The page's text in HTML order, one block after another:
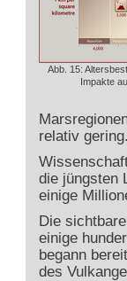
Abb. 15:
Impakte
relativ
die jüngsten
einige
Die
einige
begann
des